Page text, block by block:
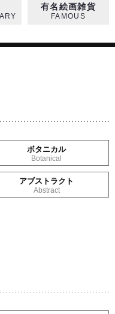
有名絵画雑貨
FAMOUS
ボタニカル
Botanical
アブストラクト
Abstract